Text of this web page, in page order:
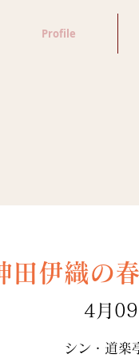
Profile
田伊織の
4月
シン・道楽